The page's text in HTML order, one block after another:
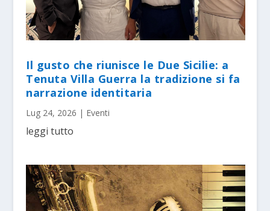
Il gusto che riunisce le Due Sicilie: a
Tenuta Villa Guerra la tradizione si fa
narrazione identitaria
Lug 24, 2026 | Eventi
leggi tutto